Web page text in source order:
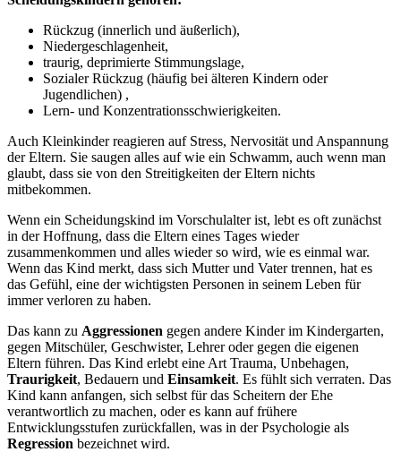
Rückzug (innerlich und äußerlich),
Niedergeschlagenheit,
traurig, deprimierte Stimmungslage,
Sozialer Rückzug (häufig bei älteren Kindern oder
Jugendlichen) ,
Lern- und Konzentrationsschwierigkeiten.
Auch Kleinkinder reagieren auf Stress, Nervosität und Anspannung
der Eltern. Sie saugen alles auf wie ein Schwamm, auch wenn man
glaubt, dass sie von den Streitigkeiten der Eltern nichts
mitbekommen.
Wenn ein Scheidungskind im Vorschulalter ist, lebt es oft zunächst
in der Hoffnung, dass die Eltern eines Tages wieder
zusammenkommen und alles wieder so wird, wie es einmal war.
Wenn das Kind merkt, dass sich Mutter und Vater trennen, hat es
das Gefühl, eine der wichtigsten Personen in seinem Leben für
immer verloren zu haben.
Das kann zu Aggressionen gegen andere Kinder im Kindergarten,
gegen Mitschüler, Geschwister, Lehrer oder gegen die eigenen
Eltern führen. Das Kind erlebt eine Art Trauma, Unbehagen,
Traurigkeit, Bedauern und Einsamkeit. Es fühlt sich verraten. Das
Kind kann anfangen, sich selbst für das Scheitern der Ehe
verantwortlich zu machen, oder es kann auf frühere
Entwicklungsstufen zurückfallen, was in der Psychologie als
Regression bezeichnet wird.